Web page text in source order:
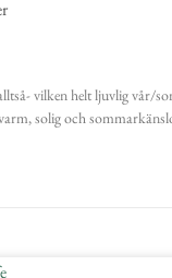
vilken helt ljuvlig vår/
solig och